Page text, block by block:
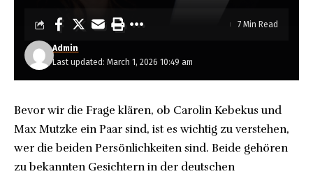
Last updated: March 1, 2026 10:49 am
Admin
7 Min Read
Bevor wir die Frage klären, ob Carolin Kebekus und
Max Mutzke ein Paar sind, ist es wichtig zu verstehen,
wer die beiden Persönlichkeiten sind. Beide gehören
zu bekannten Gesichtern in der deutschen